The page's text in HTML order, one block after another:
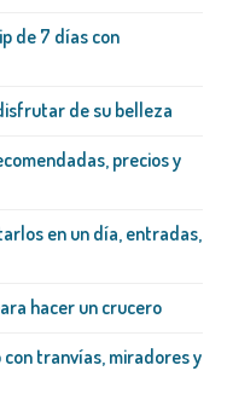
de 7 días con
de su belleza
precios y
en un día, entradas,
hacer un crucero
tranvías, miradores y